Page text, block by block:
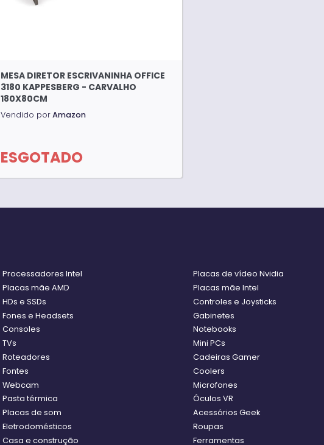
MESA DIRETOR ESCRIVANINHA OFFICE
3180 KAPPESBERG - CARVALHO
180X80CM
Vendido porAmazon
ESGOTADO
Processadores Intel
Placas de vídeo Nvidia
Placas mãe AMD
Placas mãe Intel
HDs e SSDs
Controles e Joysticks
Fones e Headsets
Gabinetes
Consoles
Notebooks
TVs
Mini PCs
Roteadores
Cadeiras Gamer
Fontes
Coolers
Webcam
Microfones
Pasta térmica
Óculos VR
Placas de som
Acessórios Geek
Eletrodomésticos
Roupas
Casa e construção Ferramentas